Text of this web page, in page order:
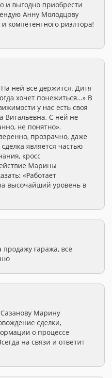
и выгодно приобрести
Анну Молодцову
компетентного риэлтора!
ней всё держится. Дитя
хочет понежиться…» В
у нас есть своя
Витальевна. С ней не
не понятно».
прозрачно, даже
является частью
кросс
Марины
«Работает
высочайший уровень в
гаража, всё
Марину
сделки,
о процессе
на связи и ответит